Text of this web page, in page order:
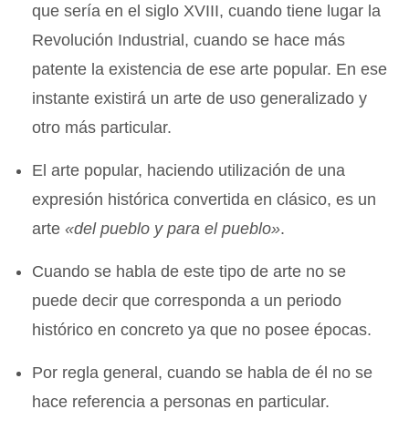
que sería en el siglo XVIII, cuando tiene lugar la
Revolución Industrial, cuando se hace más
patente la existencia de ese arte popular. En ese
instante existirá un arte de uso generalizado y
otro más particular.
El arte popular, haciendo utilización de una
expresión histórica convertida en clásico, es un
arte«del pueblo y para el pueblo».
Cuando se habla de este tipo de arte no se
puede decir que corresponda a un periodo
histórico en concreto ya que no posee épocas.
Por regla general, cuando se habla de él no se
hace referencia a personas en particular.